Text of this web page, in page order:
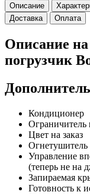
Описание
Доставка
Оплата
Описание
погрузчик
Кондиционер
Ограничитель
Цвет на заказ
Огнетушитель
Управление
(теперь не на
Запираемая
Готовность к